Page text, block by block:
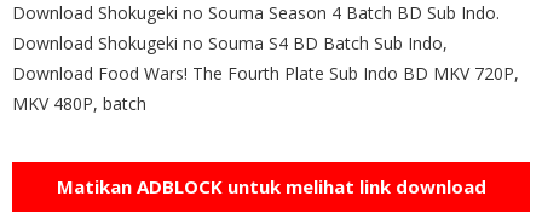
Download Shokugeki no Souma Season 4 Batch BD Sub Indo.
Download Shokugeki no Souma S4 BD Batch Sub Indo,
Download Food Wars! The Fourth Plate Sub Indo BD MKV 720P,
MKV 480P, batch
Matikan ADBLOCK untuk melihat link download